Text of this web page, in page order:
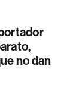
no dan